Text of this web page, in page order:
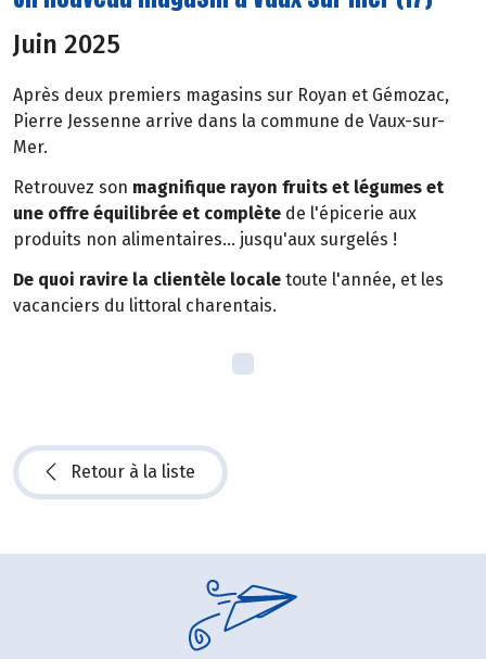
Juin 2025
Après deux premiers magasins sur Royan et Gémozac,
Pierre Jessenne arrive dans la commune de Vaux-sur-
Mer.
Retrouvez son magnifique rayon fruits et légumes et
une offre équilibrée et complète de l'épicerie aux
produits non alimentaires... jusqu'aux surgelés !
De quoi ravire la clientèle locale toute l'année, et les
vacanciers du littoral charentais.
Retour à la liste